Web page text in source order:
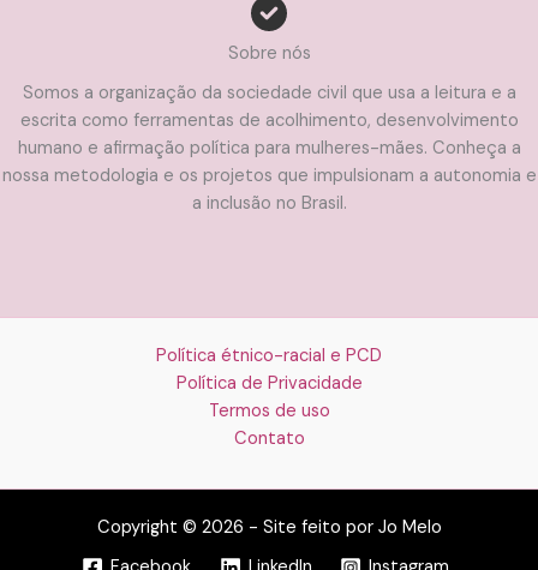
Sobre nós
Somos a organização da sociedade civil que usa a leitura e a
escrita como ferramentas de acolhimento, desenvolvimento
humano e afirmação política para mulheres-mães. Conheça a
nossa metodologia e os projetos que impulsionam a autonomia e
a inclusão no Brasil.
Política étnico-racial e PCD
Política de Privacidade
Termos de uso
Contato
Copyright © 2026 - Site feito por Jo Melo